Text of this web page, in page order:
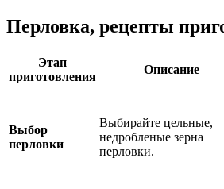
Перловка, рецепты
Этап
приготовления
Описание
Выбор
перловки
Выбирайте цельные,
недробленые зерна
перловки.